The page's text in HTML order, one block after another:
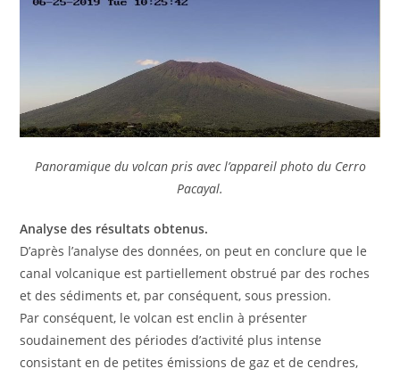
Panoramique du volcan pris avec l’appareil photo du Cerro
Pacayal.
Analyse des résultats obtenus.
D’après l’analyse des données, on peut en conclure que le
canal volcanique est partiellement obstrué par des roches
et des sédiments et, par conséquent, sous pression.
Par conséquent, le volcan est enclin à présenter
soudainement des périodes d’activité plus intense
consistant en de petites émissions de gaz et de cendres,